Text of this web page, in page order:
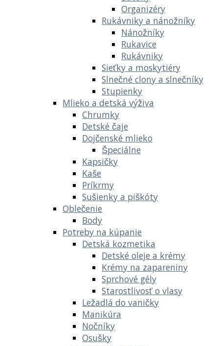
Organizéry
Rukávniky a nánožníky
Nánožníky
Rukavice
Rukávniky
Sieťky a moskytiéry
Slnečné clony a slnečníky
Stupienky
Mlieko a detská výživa
Chrumky
Detské čaje
Dojčenské mlieko
Špeciálne
Kapsičky
Kaše
Príkrmy
Sušienky a piškóty
Oblečenie
Body
Potreby na kúpanie
Detská kozmetika
Detské oleje a krémy
Krémy na zapareniny
Sprchové gély
Starostlivosť o vlasy
Ležadlá do vaničky
Manikúra
Nočníky
Osušky